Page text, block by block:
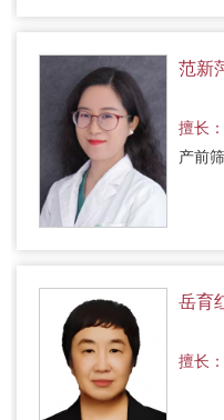
范新
擅长：
产前
岳育
擅长：